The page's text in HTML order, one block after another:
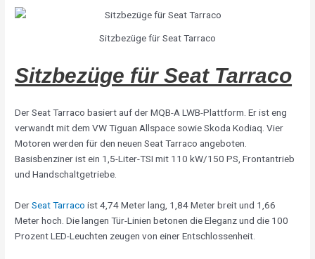
Sitzbezüge für Seat Tarraco
Sitzbezüge für Seat Tarraco
Der Seat Tarraco basiert auf der MQB-A LWB-Plattform. Er ist eng
verwandt mit dem VW Tiguan Allspace sowie Skoda Kodiaq. Vier
Motoren werden für den neuen Seat Tarraco angeboten.
Basisbenziner ist ein 1,5-Liter-TSI mit 110 kW/150 PS, Frontantrieb
und Handschaltgetriebe.
DerSeat Tarracoist 4,74 Meter lang, 1,84 Meter breit und 1,66
Meter hoch. Die langen Tür-Linien betonen die Eleganz und die 100
Prozent LED-Leuchten zeugen von einer Entschlossenheit.